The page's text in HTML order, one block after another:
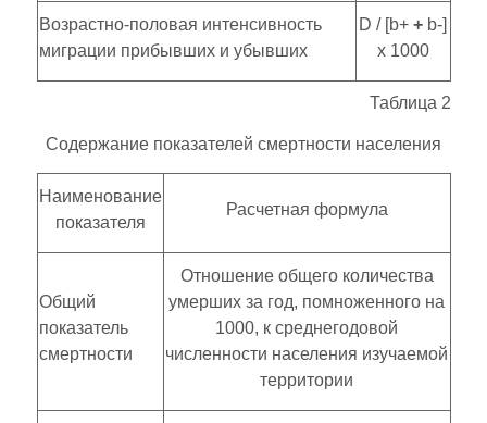
Возрастно-половая интенсивность
миграции прибывших и убывших
D / [b+ + b-]
х 1000
Таблица 2
Содержание показателей смертности населения
Наименование
показателя
Расчетная формула
Общий
показатель
смертности
Отношение общего количества
умерших за год, помноженного на
1000, к среднегодовой
численности населения изучаемой
территории